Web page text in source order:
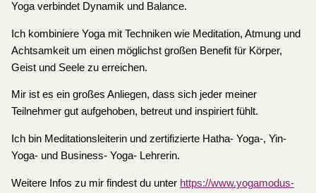
Yoga verbindet Dynamik und Balance.
Ich kombiniere Yoga mit Techniken wie Meditation, Atmung und
Achtsamkeit um einen möglichst großen Benefit für Körper,
Geist und Seele zu erreichen.
Mir ist es ein großes Anliegen, dass sich jeder meiner
Teilnehmer gut aufgehoben, betreut und inspiriert fühlt.
Ich bin Meditationsleiterin und zertifizierte Hatha- Yoga-, Yin-
Yoga- und Business- Yoga- Lehrerin.
Weitere Infos zu mir findest du unter https://www.yogamodus-